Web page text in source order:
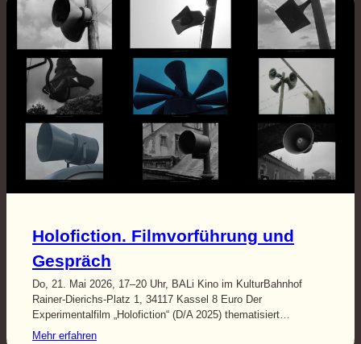
Holofiction. Filmvorführung und
Gespräch
Do, 21. Mai 2026, 17–20 Uhr, BALi Kino im KulturBahnhof
Rainer-Dierichs-Platz 1, 34117 Kassel 8 Euro Der
Experimentalfilm „Holofiction“ (D/A 2025) thematisiert…
Mehr erfahren